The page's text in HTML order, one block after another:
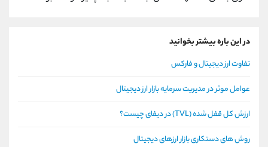
در این باره بیشتر بخوانید
تفاوت ارز دیجیتال و فارکس
عوامل موثر در مدیریت سرمایه بازار ارز دیجیتال
ارزش کل قفل شده (TVL) در دیفای چیست؟
روش های دستکاری بازار ارزهای دیجیتال